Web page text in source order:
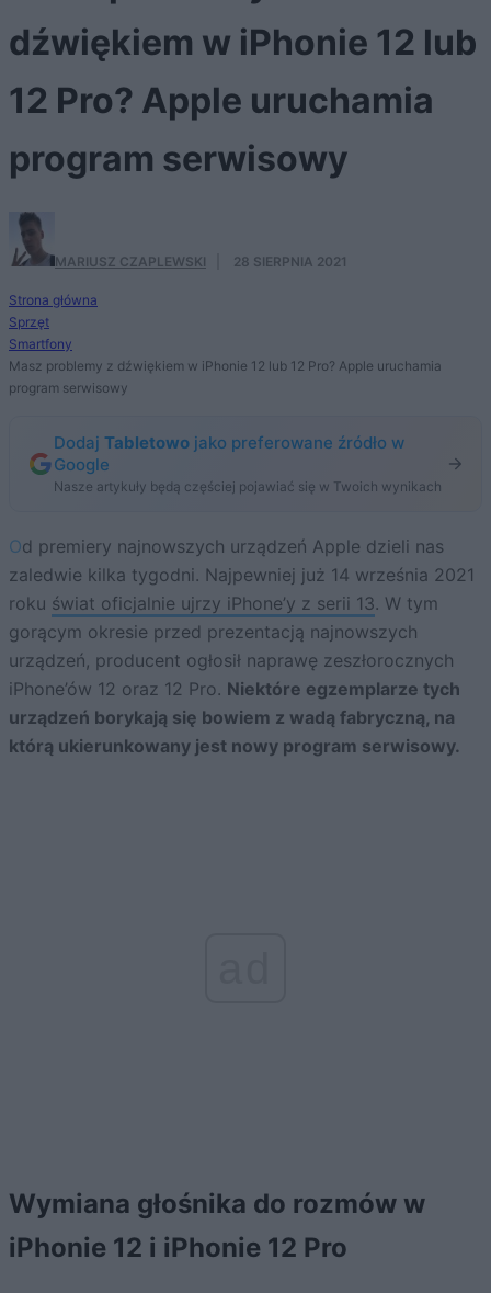
dźwiękiem w iPhonie 12 lub
12 Pro? Apple uruchamia
program serwisowy
MARIUSZ CZAPLEWSKI 28 SIERPNIA 2021
Strona główna
Sprzęt
Smartfony
Masz problemy z dźwiękiem w iPhonie 12 lub 12 Pro? Apple uruchamia
program serwisowy
Dodaj Tabletowo jako preferowane źródło w
Google
Nasze artykuły będą częściej pojawiać się w Twoich wynikach
Od premiery najnowszych urządzeń Apple dzieli nas
zaledwie kilka tygodni. Najpewniej już 14 września 2021
roku świat oficjalnie ujrzy iPhone’y z serii 13. W tym
gorącym okresie przed prezentacją najnowszych
urządzeń, producent ogłosił naprawę zeszłorocznych
iPhone’ów 12 oraz 12 Pro. Niektóre egzemplarze tych
urządzeń borykają się bowiem z wadą fabryczną, na
którą ukierunkowany jest nowy program serwisowy.
Wymiana głośnika do rozmów w
iPhonie 12 i iPhonie 12 Pro